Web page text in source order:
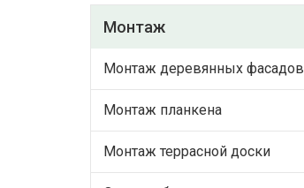
Монтаж
Монтаж деревянных фасадов
Монтаж планкена
Монтаж террасной доски